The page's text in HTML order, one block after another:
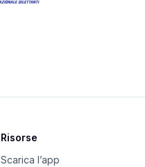
Risorse
Scarica l’app